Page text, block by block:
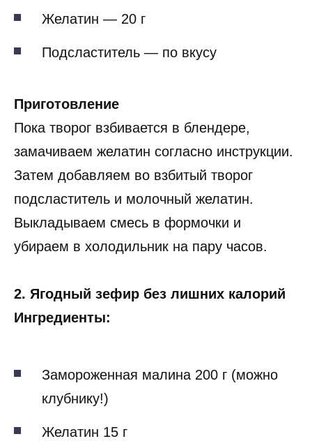
Желатин — 20 г
Подсластитель — по вкусу
Приготовление
Пока творог взбивается в блендере,
замачиваем желатин согласно инструкции.
Затем добавляем во взбитый творог
подсластитель и молочный желатин.
Выкладываем смесь в формочки и
убираем в холодильник на пару часов.
2. Ягодный зефир без лишних калорий
Ингредиенты:
Замороженная малина 200 г (можно
клубнику!)
Желатин 15 г